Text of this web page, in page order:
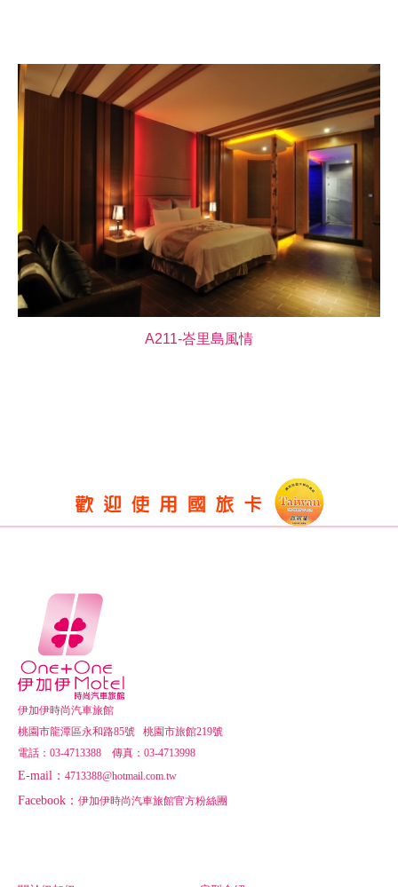
A211-峇里島風情
伊加伊時尚汽車旅館
桃園市龍潭區永和路85號 桃園市旅館219號
電話：03-4713388 傳真：03-4713998
E-mail： 4713388@hotmail.com.tw
Facebook： 伊加伊時尚汽車旅館官方粉絲團